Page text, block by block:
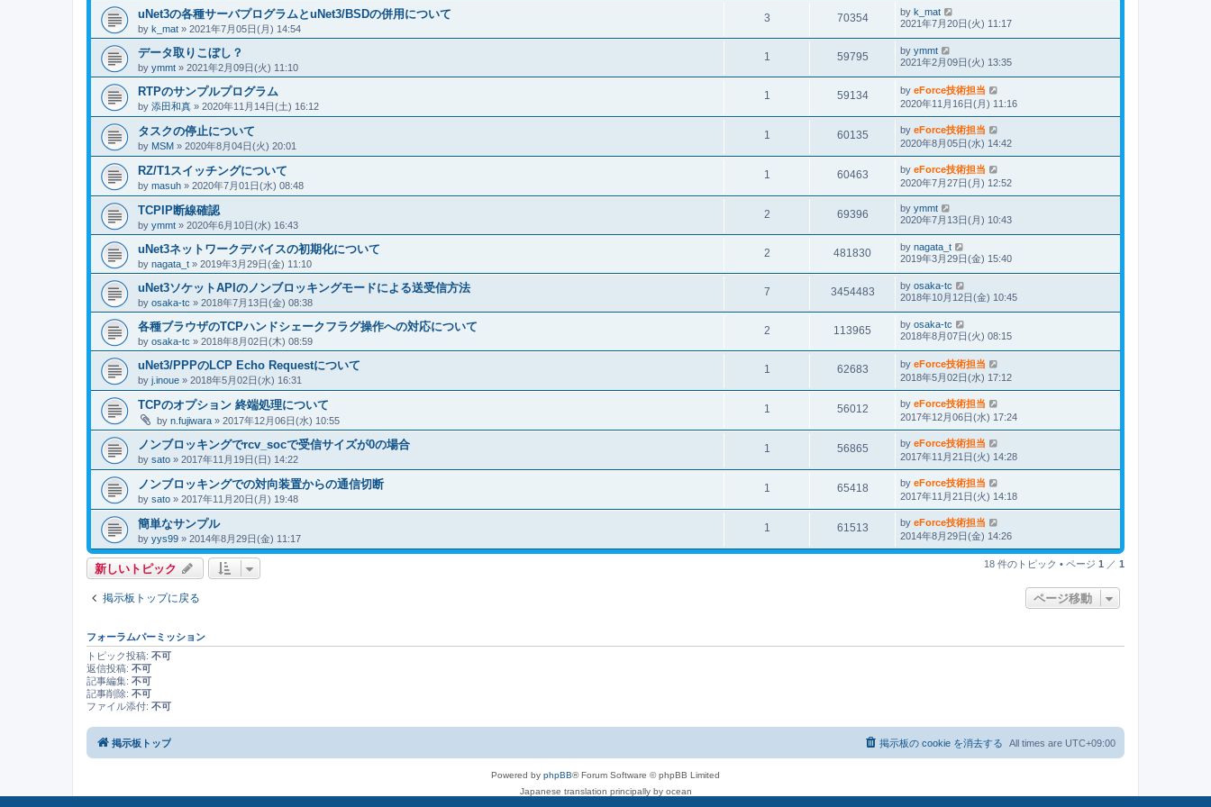
uNet3の各種サーバプログラムとuNet3/BSDの併用について
by k_mat » 2021年7月05日(月) 14:54
3 70354 by k_mat
2021年7月20日(火) 11:17
データ取りこぼし？
by ymmt » 2021年2月09日(火) 11:10
1 59795 by ymmt
2021年2月09日(火) 13:35
RTPのサンプルプログラム
by 添田和真 » 2020年11月14日(土) 16:12
1 59134 by eForce技術担当
2020年11月16日(月) 11:16
タスクの停止について
by MSM » 2020年8月04日(火) 20:01
1 60135 by eForce技術担当
2020年8月05日(水) 14:42
RZ/T1スイッチングについて
by masuh » 2020年7月01日(水) 08:48
1 60463 by eForce技術担当
2020年7月27日(月) 12:52
TCPIP断線確認
by ymmt » 2020年6月10日(水) 16:43
2 69396 by ymmt
2020年7月13日(月) 10:43
uNet3ネットワークデバイスの初期化について
by nagata_t » 2019年3月29日(金) 11:10
2 481830 by nagata_t
2019年3月29日(金) 15:40
uNet3ソケットAPIのノンブロッキングモードによる送受信方法
by osaka-tc » 2018年7月13日(金) 08:38
7 3454483 by osaka-tc
2018年10月12日(金) 10:45
各種ブラウザのTCPハンドシェークフラグ操作への対応について
by osaka-tc » 2018年8月02日(木) 08:59
2 113965 by osaka-tc
2018年8月07日(火) 08:15
uNet3/PPPのLCP Echo Requestについて
by j.inoue » 2018年5月02日(水) 16:31
1 62683 by eForce技術担当
2018年5月02日(水) 17:12
TCPのオプション 終端処理について
by n.fujiwara » 2017年12月06日(水) 10:55
1 56012 by eForce技術担当
2017年12月06日(水) 17:24
ノンブロッキングでrcv_socで受信サイズが0の場合
by sato » 2017年11月19日(日) 14:22
1 56865 by eForce技術担当
2017年11月21日(火) 14:28
ノンブロッキングでの対向装置からの通信切断
by sato » 2017年11月20日(月) 19:48
1 65418 by eForce技術担当
2017年11月21日(火) 14:18
簡単なサンプル
by yys99 » 2014年8月29日(金) 11:17
1 61513 by eForce技術担当
2014年8月29日(金) 14:26
新しいトピック 18 件のトピック • ページ 1 ／ 1
掲示板トップに戻る ページ移動
フォーラムパーミッション
トピック投稿: 不可
返信投稿: 不可
記事編集: 不可
記事削除: 不可
ファイル添付: 不可
掲示板トップ All times are UTC+09:00
掲示板の cookie を消去する
Powered by phpBB® Forum Software © phpBB Limited
Japanese translation principally by ocean